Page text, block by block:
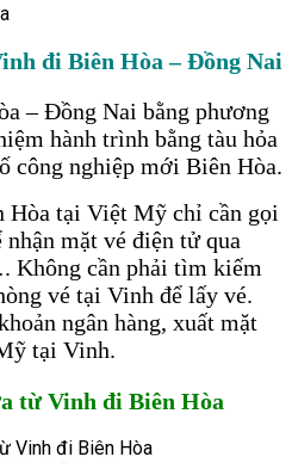
đi Biên Hòa – Đồng Nai
– Đồng Nai bằng phương
hành trình bằng tàu hỏa
công nghiệp mới Biên Hòa.
Hòa tại Việt Mỹ chỉ cần gọi
mặt vé điện tử qua
Không cần phải tìm kiếm
vé tại Vinh để lấy vé.
ngân hàng, xuất mặt
tại Vinh.
từ Vinh đi Biên Hòa